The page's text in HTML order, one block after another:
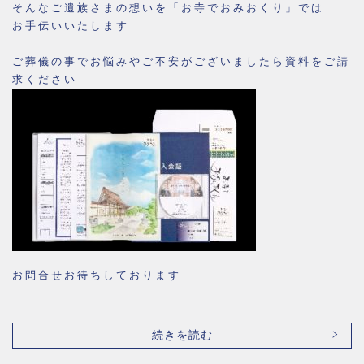
そんなご遺族さまの想いを「お寺でおみおくり」では
お手伝いいたします
ご葬儀の事でお悩みやご不安がございましたら資料をご請
求ください
お問合せお待ちしております
続きを読む